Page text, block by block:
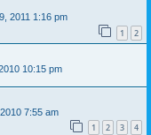
2011 1:16 pm
1 2
10:15 pm
7:55 am
1 2 3 4